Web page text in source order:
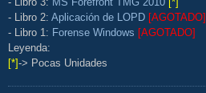
- Libro 2: Aplicación de LOPD [AGOTADO]
- Libro 1: Forense Windows [AGOTADO]
Leyenda:
[*]-> Pocas Unidades